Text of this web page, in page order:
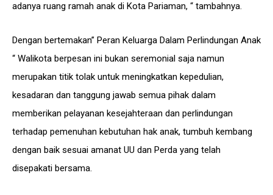
adanya ruang ramah anak di Kota Pariaman, “ tambahnya.
Dengan bertemakan” Peran Keluarga Dalam Perlindungan Anak
“ Walikota berpesan ini bukan seremonial saja namun
merupakan titik tolak untuk meningkatkan kepedulian,
kesadaran dan tanggung jawab semua pihak dalam
memberikan pelayanan kesejahteraan dan perlindungan
terhadap pemenuhan kebutuhan hak anak, tumbuh kembang
dengan baik sesuai amanat UU dan Perda yang telah
disepakati bersama.